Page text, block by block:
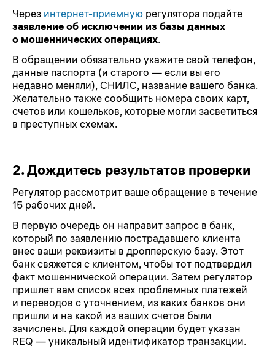
Через интернет-приемную регулятора подайте
заявление об исключении из базы данных
о мошеннических операциях.
В обращении обязательно укажите свой телефон,
данные паспорта (и старого — если вы его
недавно меняли), СНИЛС, название вашего банка.
Желательно также сообщить номера своих карт,
счетов или кошельков, которые могли засветиться
в преступных схемах.
2.Дождитесь результатов проверки
Регулятор рассмотрит ваше обращение в течение
15 рабочих дней.
В первую очередь он направит запрос в банк,
который по заявлению пострадавшего клиента
внес ваши реквизиты в дропперскую базу. Этот
банк свяжется с клиентом, чтобы тот подтвердил
факт мошеннической операции. Затем регулятор
пришлет вам список всех проблемных платежей
и переводов с уточнением, из каких банков они
пришли и на какой из ваших счетов были
зачислены. Для каждой операции будет указан
REQ — уникальный идентификатор транзакции.